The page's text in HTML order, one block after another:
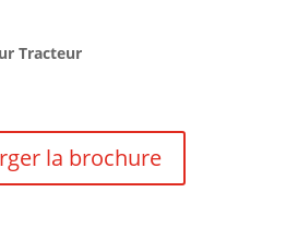
Tracteur
la brochure